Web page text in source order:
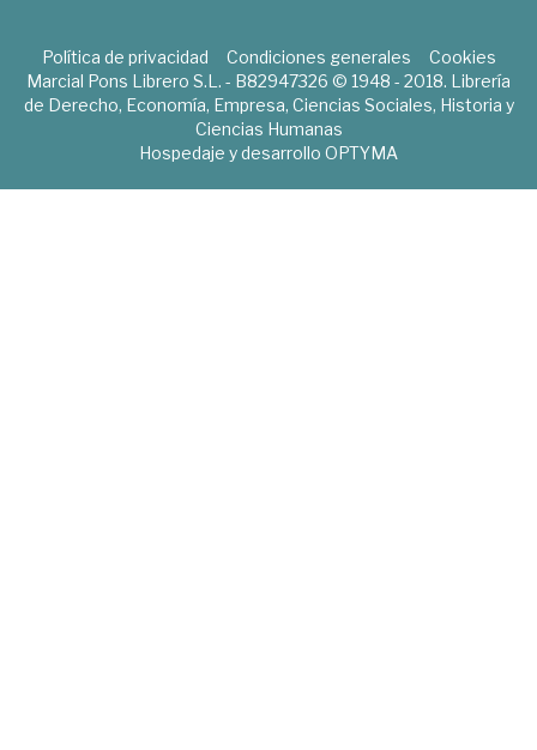
Política de privacidad Condiciones generales
Cookies
Marcial Pons Librero S.L. - B82947326 © 1948 - 2018. Librería
de Derecho, Economía, Empresa, Ciencias Sociales, Historia y
Ciencias Humanas
Hospedaje y desarrollo OPTYMA